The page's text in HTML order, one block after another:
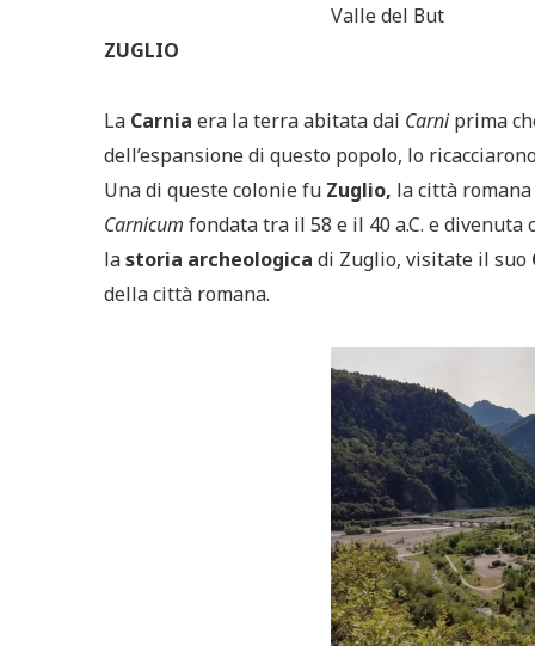
Valle del But
ZUGLIO
La Carnia era la terra abitata dai Carniprima
dell’espansione di questo popolo, lo
Una di queste colonie fu Zuglio, la città
Carnicum fondata tra il 58 e il 40 a.C. e divenuta
lastoria archeologica di Zuglio, visitate il suo
della città romana.